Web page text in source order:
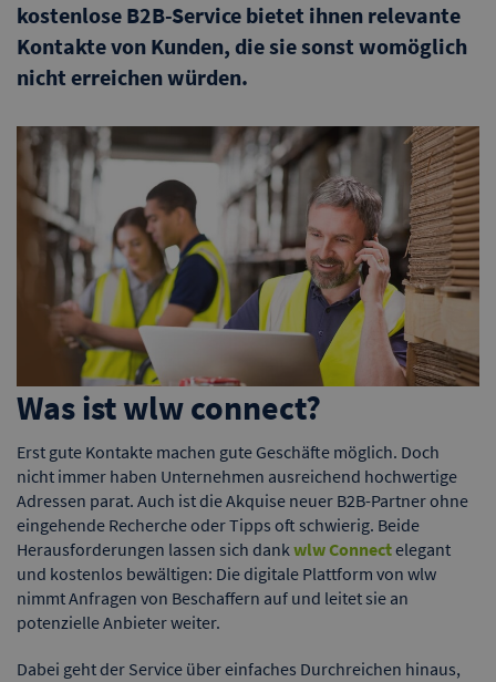
kostenlose B2B-Service bietet ihnen relevante
Kontakte von Kunden, die sie sonst womöglich
nicht erreichen würden.
Was ist wlw connect?
Erst gute Kontakte machen gute Geschäfte möglich. Doch
nicht immer haben Unternehmen ausreichend hochwertige
Adressen parat. Auch ist die Akquise neuer B2B-Partner ohne
eingehende Recherche oder Tipps oft schwierig. Beide
Herausforderungen lassen sich dankwlw Connectelegant
und kostenlos bewältigen: Die digitale Plattform von wlw
nimmt Anfragen von Beschaffern auf und leitet sie an
potenzielle Anbieter weiter.
Dabei geht der Service über einfaches Durchreichen hinaus,